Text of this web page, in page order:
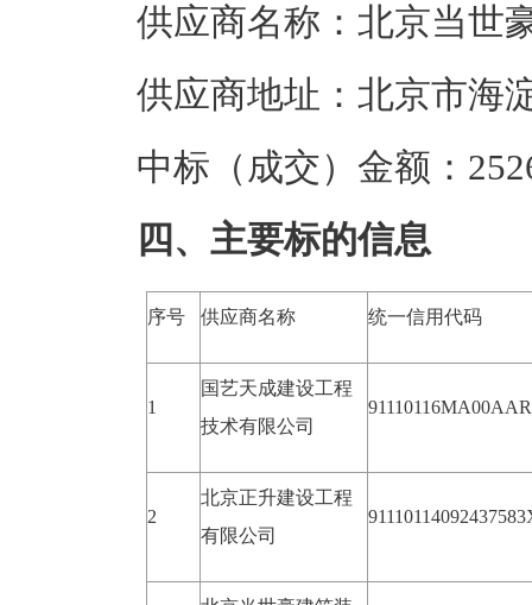
供应商名称：北京当世
供应商地址：北京市海
中标（成交）金额：
四、主要标的信息
序号 供应商名称 统一信用代码
1
国艺天成建设工程
技术有限公司
2
北京正升建设工程
有限公司